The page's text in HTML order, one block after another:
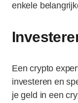
enkele
Een crypto
investeren en
je geld in een